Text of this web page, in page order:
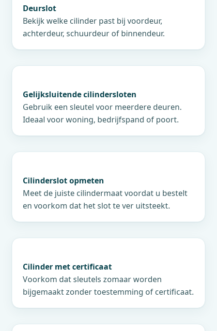
Deurslot
Bekijk welke cilinder past bij voordeur,
achterdeur, schuurdeur of binnendeur.
Gelijksluitende cilindersloten
Gebruik een sleutel voor meerdere deuren.
Ideaal voor woning, bedrijfspand of poort.
Cilinderslot opmeten
Meet de juiste cilindermaat voordat u bestelt
en voorkom dat het slot te ver uitsteekt.
Cilinder met certificaat
Voorkom dat sleutels zomaar worden
bijgemaakt zonder toestemming of certificaat.